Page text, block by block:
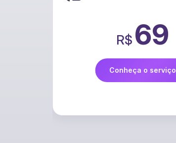
R$ 69
Conheça o serviço